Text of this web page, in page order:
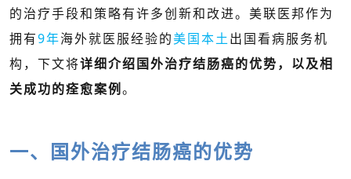
的治疗手段和策略有许多创新和改进。 美联医邦作为
拥有9年海外就医服经验的美国本土出国看病服务机
构， 下文将详细介绍国外治疗结肠癌的优势，以及相
关成功的痊愈案例 。
一、国外治疗结肠癌的优势